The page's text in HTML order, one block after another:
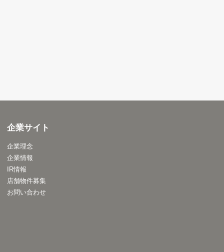
企業サイト
企業理念
企業情報
IR情報
店舗物件募集
お問い合わせ